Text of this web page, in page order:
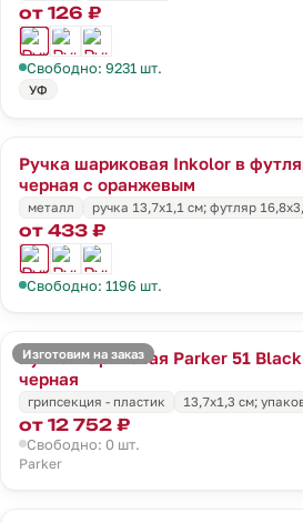
от 126 ₽
Свободно: 9231 шт.
УФ
Ручка шариковая Inkolor в
черная с оранжевым
металл ручка 13,7х1,1 см; футляр
от 433 ₽
Свободно: 1196 шт.
Изготовим на заказ
Ручка шариковая Parker 51 Black
черная
грипсекция - пластик 13,7х1,3 см;
от 12 752 ₽
Свободно: 0 шт.
Parker